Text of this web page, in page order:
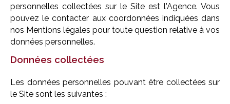
personnelles collectées sur le Site est l'Agence. Vous
pouvez le contacter aux coordonnées indiquées dans
nos Mentions légales pour toute question relative à vos
données personnelles.
Données collectées
Les données personnelles pouvant être collectées sur
le Site sont les suivantes :